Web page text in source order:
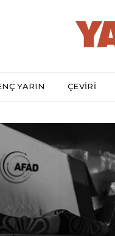
YARIN ÇEVİRİ